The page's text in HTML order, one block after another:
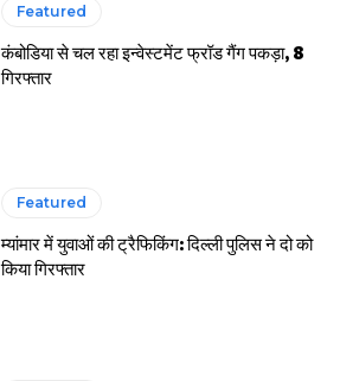
Featured
कंबोडिया से चल रहा इन्वेस्टमेंट फ्रॉड गैंग पकड़ा, 8
गिरफ्तार
Featured
म्यांमार में युवाओं की ट्रैफिकिंग: दिल्ली पुलिस ने दो को
किया गिरफ्तार